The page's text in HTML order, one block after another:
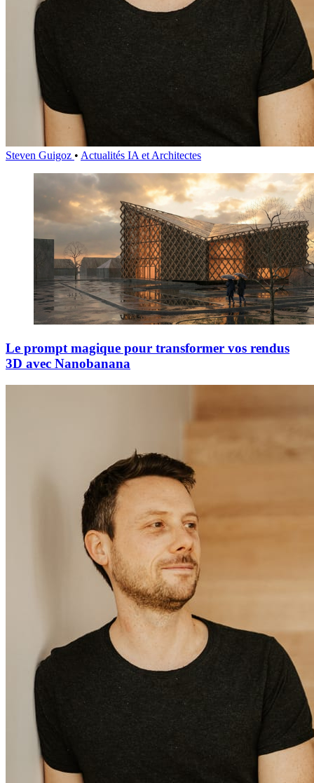
Steven Guigoz • Actualités IA et Architectes
Le prompt magique pour transformer vos rendus
3D avec Nanobanana